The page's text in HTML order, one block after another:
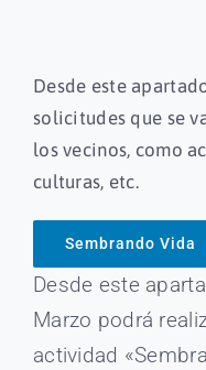
Sede Electrónica
Enlaces
Contacto
Desde este
solicitudes que se
los vecinos, como
culturas, etc.
Sembrando Vida
Desde este
Marzo podrá
actividad